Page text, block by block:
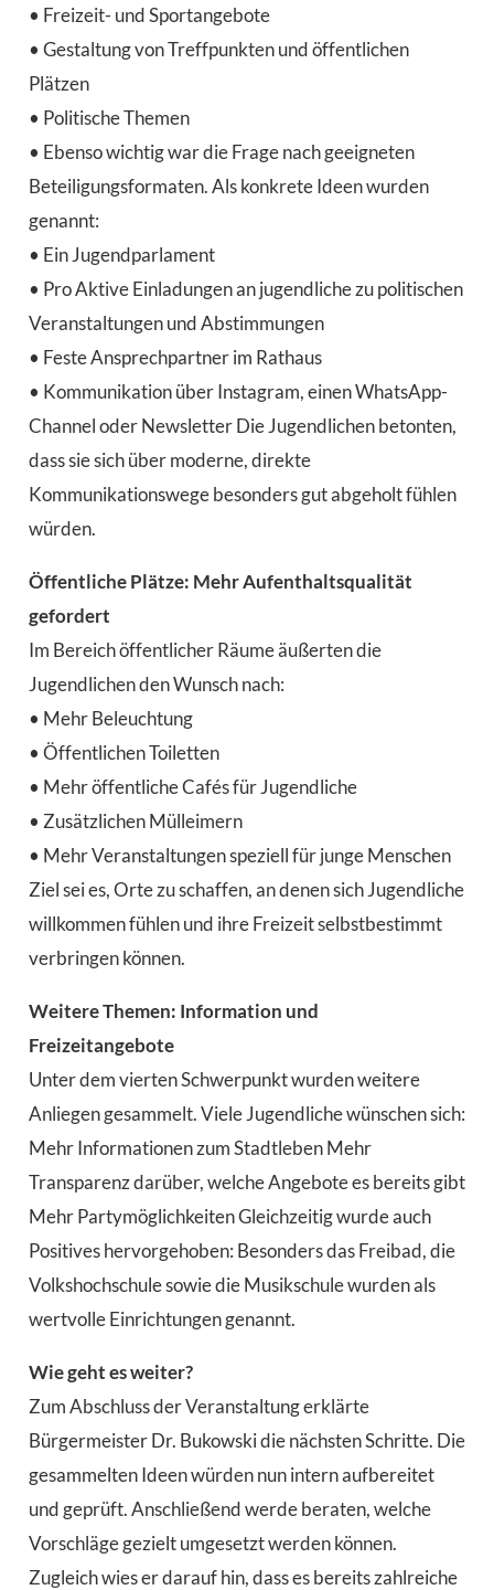
• Freizeit- und Sportangebote
• Gestaltung von Treffpunkten und öffentlichen
Plätzen
• Politische Themen
• Ebenso wichtig war die Frage nach geeigneten
Beteiligungsformaten. Als konkrete Ideen wurden
genannt:
• Ein Jugendparlament
• Pro Aktive Einladungen an jugendliche zu politischen
Veranstaltungen und Abstimmungen
• Feste Ansprechpartner im Rathaus
• Kommunikation über Instagram, einen WhatsApp-
Channel oder Newsletter Die Jugendlichen betonten,
dass sie sich über moderne, direkte
Kommunikationswege besonders gut abgeholt fühlen
würden.
Öffentliche Plätze: Mehr Aufenthaltsqualität
gefordert
Im Bereich öffentlicher Räume äußerten die
Jugendlichen den Wunsch nach:
• Mehr Beleuchtung
• Öffentlichen Toiletten
• Mehr öffentliche Cafés für Jugendliche
• Zusätzlichen Mülleimern
• Mehr Veranstaltungen speziell für junge Menschen
Ziel sei es, Orte zu schaffen, an denen sich Jugendliche
willkommen fühlen und ihre Freizeit selbstbestimmt
verbringen können.
Weitere Themen: Information und
Freizeitangebote
Unter dem vierten Schwerpunkt wurden weitere
Anliegen gesammelt. Viele Jugendliche wünschen sich:
Mehr Informationen zum Stadtleben Mehr
Transparenz darüber, welche Angebote es bereits gibt
Mehr Partymöglichkeiten Gleichzeitig wurde auch
Positives hervorgehoben: Besonders das Freibad, die
Volkshochschule sowie die Musikschule wurden als
wertvolle Einrichtungen genannt.
Wie geht es weiter?
Zum Abschluss der Veranstaltung erklärte
Bürgermeister Dr. Bukowski die nächsten Schritte. Die
gesammelten Ideen würden nun intern aufbereitet
und geprüft. Anschließend werde beraten, welche
Vorschläge gezielt umgesetzt werden können.
Zugleich wies er darauf hin, dass es bereits zahlreiche